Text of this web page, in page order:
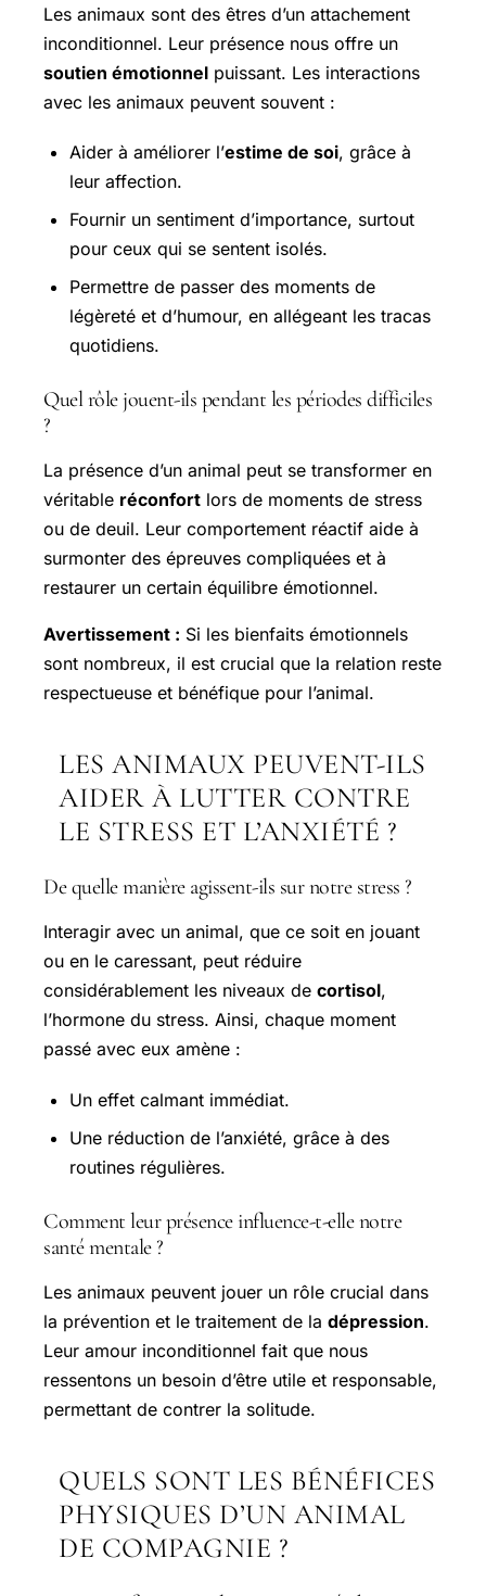
Les animaux sont des êtres d’un attachement
inconditionnel. Leur présence nous offre un
soutien émotionnel puissant. Les interactions
avec les animaux peuvent souvent :
Aider à améliorer l’estime de soi, grâce à
leur affection.
Fournir un sentiment d’importance, surtout
pour ceux qui se sentent isolés.
Permettre de passer des moments de
légèreté et d’humour, en allégeant les tracas
quotidiens.
Quel rôle jouent-ils pendant les périodes difficiles
?
La présence d’un animal peut se transformer en
véritable réconfort lors de moments de stress
ou de deuil. Leur comportement réactif aide à
surmonter des épreuves compliquées et à
restaurer un certain équilibre émotionnel.
Avertissement : Si les bienfaits émotionnels
sont nombreux, il est crucial que la relation reste
respectueuse et bénéfique pour l’animal.
LES ANIMAUX PEUVENT-ILS
AIDER À LUTTER CONTRE
LE STRESS ET L’ANXIÉTÉ ?
De quelle manière agissent-ils sur notre stress ?
Interagir avec un animal, que ce soit en jouant
ou en le caressant, peut réduire
considérablement les niveaux de cortisol,
l’hormone du stress. Ainsi, chaque moment
passé avec eux amène :
Un effet calmant immédiat.
Une réduction de l’anxiété, grâce à des
routines régulières.
Comment leur présence influence-t-elle notre
santé mentale ?
Les animaux peuvent jouer un rôle crucial dans
la prévention et le traitement de la dépression.
Leur amour inconditionnel fait que nous
ressentons un besoin d’être utile et responsable,
permettant de contrer la solitude.
QUELS SONT LES BÉNÉFICES
PHYSIQUES D’UN ANIMAL
DE COMPAGNIE ?